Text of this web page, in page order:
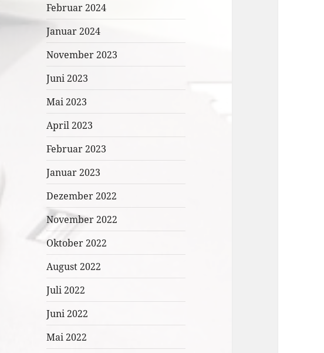
Februar 2024
Januar 2024
November 2023
Juni 2023
Mai 2023
April 2023
Februar 2023
Januar 2023
Dezember 2022
November 2022
Oktober 2022
August 2022
Juli 2022
Juni 2022
Mai 2022